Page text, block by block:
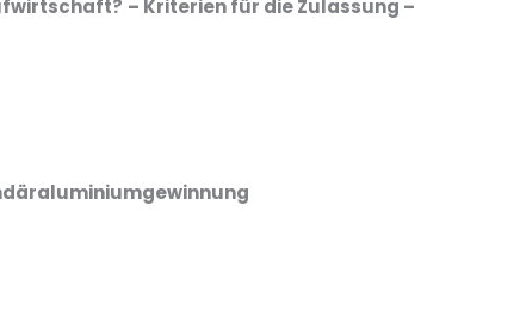
– Kriterien für die Zulassung –